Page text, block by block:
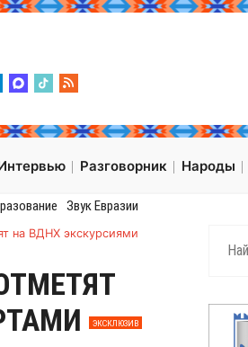
Разговорник Народы
Звук Евразии
на ВДНХ экскурсиями
ЭКСКЛЮЗИВ